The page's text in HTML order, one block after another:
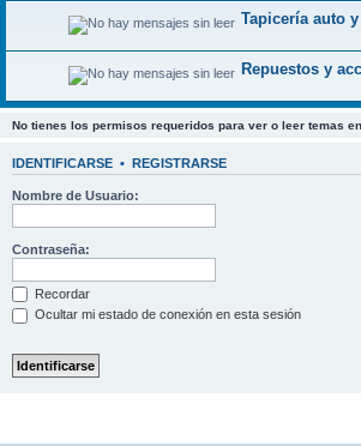
Tapicería auto
Repuestos y
No tienes los permisos requeridos para ver o leer temas
IDENTIFICARSE • REGISTRARSE
Nombre de Usuario:
Contraseña:
Recordar
Ocultar mi estado de conexión en esta sesión